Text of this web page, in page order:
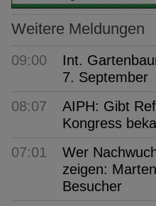
Weitere Meldungen
09:00
Int.
7. September
08:07
AIPH: Gibt
Kongress
07:01
Wer
zeigen:
Besucher